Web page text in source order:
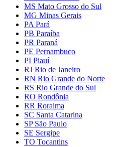
MS Mato Grosso do Sul
MG Minas Gerais
PA Pará
PB Paraíba
PR Paraná
PE Pernambuco
PI Piauí
RJ Rio de Janeiro
RN Rio Grande do Norte
RS Rio Grande do Sul
RO Rondônia
RR Roraima
SC Santa Catarina
SP São Paulo
SE Sergipe
TO Tocantins